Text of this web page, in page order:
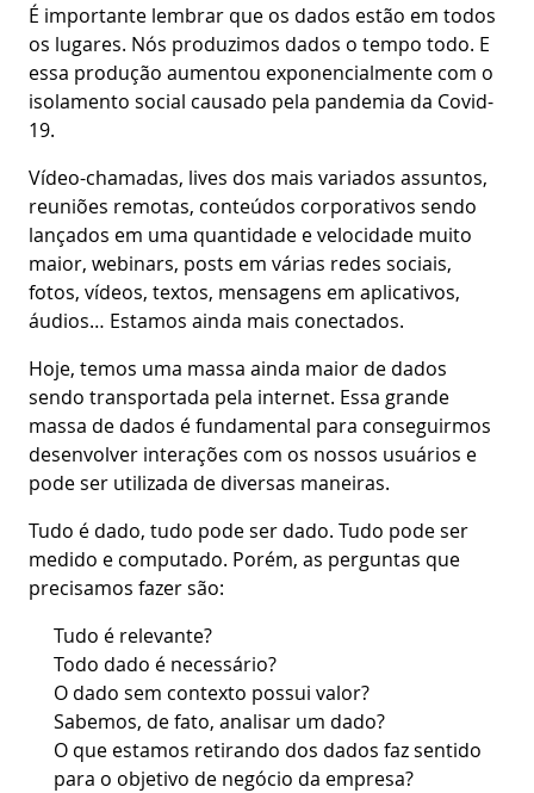
É importante lembrar que os dados estão em todos
os lugares. Nós produzimos dados o tempo todo. E
essa produção aumentou exponencialmente com o
isolamento social causado pela pandemia da Covid-
19.
Vídeo-chamadas, lives dos mais variados assuntos,
reuniões remotas, conteúdos corporativos sendo
lançados em uma quantidade e velocidade muito
maior, webinars, posts em várias redes sociais,
fotos, vídeos, textos, mensagens em aplicativos,
áudios… Estamos ainda mais conectados.
Hoje, temos uma massa ainda maior de dados
sendo transportada pela internet. Essa grande
massa de dados é fundamental para conseguirmos
desenvolver interações com os nossos usuários e
pode ser utilizada de diversas maneiras.
Tudo é dado, tudo pode ser dado. Tudo pode ser
medido e computado. Porém, as perguntas que
precisamos fazer são:
Tudo é relevante?
Todo dado é necessário?
O dado sem contexto possui valor?
Sabemos, de fato, analisar um dado?
O que estamos retirando dos dados faz sentido
para o objetivo de negócio da empresa?